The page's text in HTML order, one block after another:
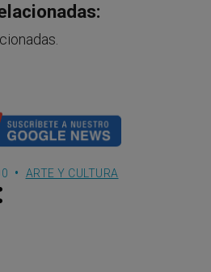
ARTE Y CULTURA